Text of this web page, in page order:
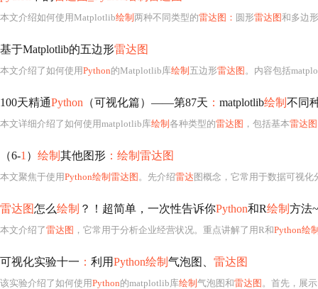
本文介绍如何使用Matplotlib绘制 两种不同类型的雷达图： 圆形雷达图和多边形
基于Matplotlib的五边形雷达图
本文介绍了如何使用Python的Matplotlib库绘制 五边形雷达图 。内容包括
100天精通Python （可视化篇）——第87天 ： matplotlib绘制 不同
本文详细介绍了如何使用matplotlib库绘制 各种类型的雷达图 ，包括基本雷达图
（6-1 ） 绘制 其他图形 ：绘制雷达图
本文聚焦于使用Python绘制雷达图 。先介绍雷达 图概念，它常用于数据可视化分析。接着
雷达图怎么绘制 ？！超简单，一次性告诉你Python和R绘制 方法
本文介绍了雷达图 ，它常用于分析企业经营状况。重点讲解了用R和Python绘
可视化实验十一 ： 利用Python绘制 气泡图、 雷达图
该实验介绍了如何使用Python的matplotlib库绘制 气泡图和雷达图 。首先，展示了气泡图的